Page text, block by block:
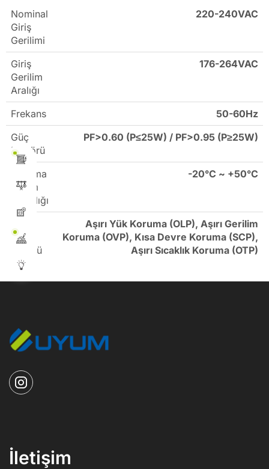
Nominal
Giriş
Gerilimi
220-240VAC
Giriş
Gerilim
Aralığı
176-264VAC
Frekans
50-60Hz
Güç
Faktörü
PF>0.60 (P≤25W) / PF>0.95 (P≥25W)
Çalışma
Ortam
Sıcaklığı
-20°C ~ +50°C
Akım
Sürücü
Aşırı Yük Koruma (OLP), Aşırı Gerilim
Koruma (OVP), Kısa Devre Koruma (SCP),
Aşırı Sıcaklık Koruma (OTP)
İletişim